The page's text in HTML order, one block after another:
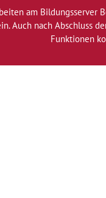
am Bildungsserver
Auch nach Abschluss
Funktionen